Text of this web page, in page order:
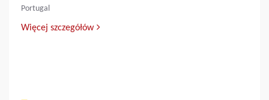
Portugal
Więcej szczegółów